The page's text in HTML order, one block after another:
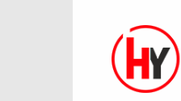
Hatay
Yaşam
Gazetesi